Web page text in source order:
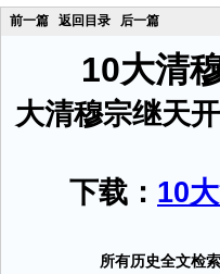
前一篇
返回目录 后一篇
10大清
大清穆宗继天
下载： 10